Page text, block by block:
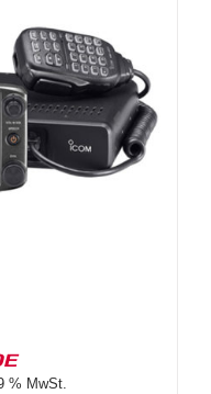
% MwSt.